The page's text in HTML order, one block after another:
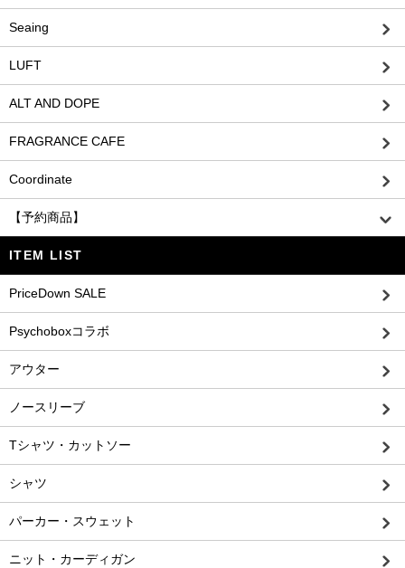
Seaing
LUFT
ALT AND DOPE
FRAGRANCE CAFE
Coordinate
【予約商品】
ITEM LIST
PriceDown SALE
Psychoboxコラボ
アウター
ノースリーブ
Tシャツ・カットソー
シャツ
パーカー・スウェット
ニット・カーディガン